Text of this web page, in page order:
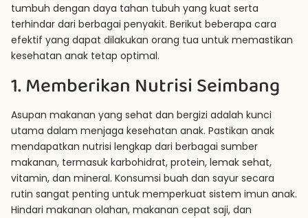
tumbuh dengan daya tahan tubuh yang kuat serta
terhindar dari berbagai penyakit. Berikut beberapa cara
efektif yang dapat dilakukan orang tua untuk memastikan
kesehatan anak tetap optimal.
1. Memberikan Nutrisi Seimbang
Asupan makanan yang sehat dan bergizi adalah kunci
utama dalam menjaga kesehatan anak. Pastikan anak
mendapatkan nutrisi lengkap dari berbagai sumber
makanan, termasuk karbohidrat, protein, lemak sehat,
vitamin, dan mineral. Konsumsi buah dan sayur secara
rutin sangat penting untuk memperkuat sistem imun anak.
Hindari makanan olahan, makanan cepat saji, dan